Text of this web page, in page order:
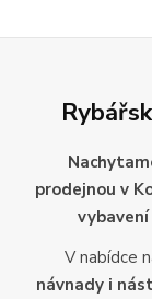
prodejnou v
V nabídce
návnady i